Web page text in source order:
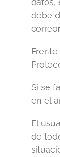
datos,
debe
correo
Si se
en el
El
de